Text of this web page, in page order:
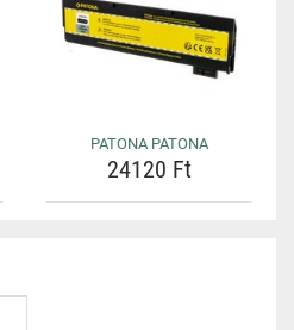
PATONA PATONA
24120 Ft